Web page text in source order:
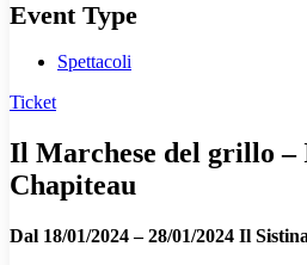
Event Type
Spettacoli
Ticket
Il Marchese del grillo –
Chapiteau
Dal 18/01/2024 – 28/01/2024 Il